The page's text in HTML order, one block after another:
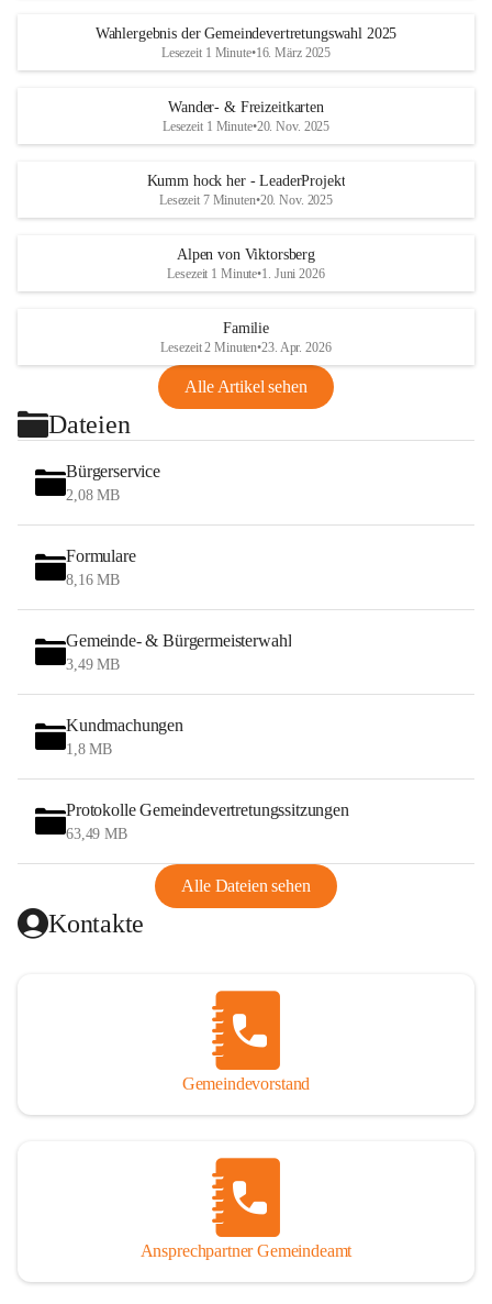
Wahlergebnis der Gemeindevertretungswahl 2025
Lesezeit 1 Minute•16. März 2025
Wander- & Freizeitkarten
Lesezeit 1 Minute•20. Nov. 2025
Kumm hock her - LeaderProjekt
Lesezeit 7 Minuten•20. Nov. 2025
Alpen von Viktorsberg
Lesezeit 1 Minute•1. Juni 2026
Familie
Lesezeit 2 Minuten•23. Apr. 2026
Alle Artikel sehen
Dateien
Bürgerservice
2,08 MB
Formulare
8,16 MB
Gemeinde- & Bürgermeisterwahl
3,49 MB
Kundmachungen
1,8 MB
Protokolle Gemeindevertretungssitzungen
63,49 MB
Alle Dateien sehen
Kontakte
Gemeindevorstand
Ansprechpartner Gemeindeamt